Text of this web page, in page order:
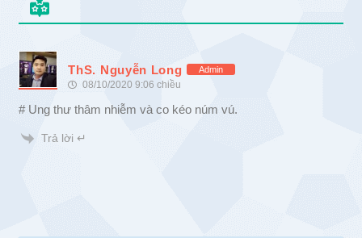
ThS. Nguyễn Long Admin
08/10/2020 9:06 chiều
# Ung thư thâm nhiễm và co kéo núm vú.
Trả lời ↵